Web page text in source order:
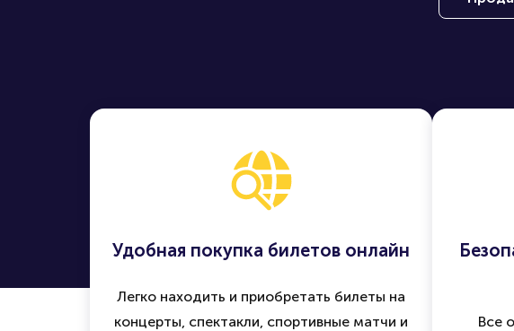
Легко находить и приобретать билеты на